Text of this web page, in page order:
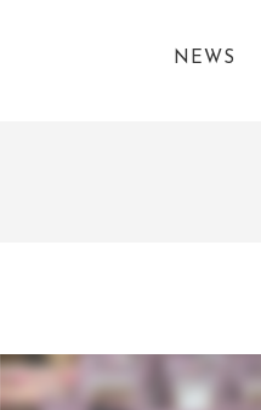
NEWS